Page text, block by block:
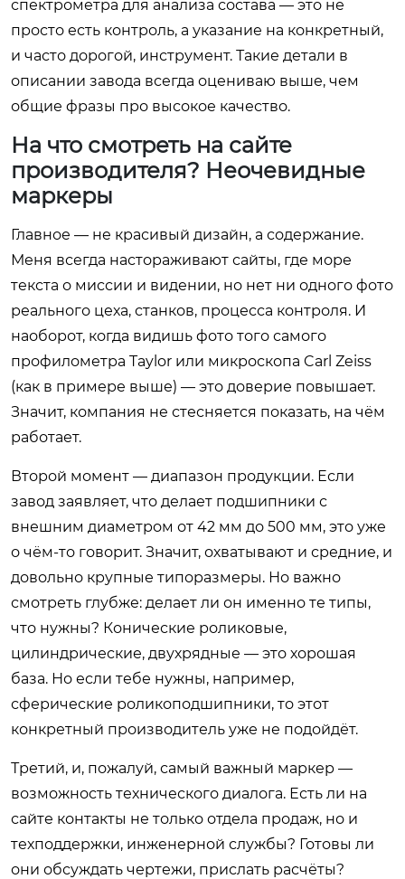
спектрометра для анализа состава — это не
просто есть контроль, а указание на конкретный,
и часто дорогой, инструмент. Такие детали в
описании завода всегда оцениваю выше, чем
общие фразы про высокое качество.
На что смотреть на сайте
производителя? Неочевидные
маркеры
Главное — не красивый дизайн, а содержание.
Меня всегда настораживают сайты, где море
текста о миссии и видении, но нет ни одного фото
реального цеха, станков, процесса контроля. И
наоборот, когда видишь фото того самого
профилометра Taylor или микроскопа Carl Zeiss
(как в примере выше) — это доверие повышает.
Значит, компания не стесняется показать, на чём
работает.
Второй момент — диапазон продукции. Если
завод заявляет, что делает подшипники с
внешним диаметром от 42 мм до 500 мм, это уже
о чём-то говорит. Значит, охватывают и средние, и
довольно крупные типоразмеры. Но важно
смотреть глубже: делает ли он именно те типы,
что нужны? Конические роликовые,
цилиндрические, двухрядные — это хорошая
база. Но если тебе нужны, например,
сферические роликоподшипники, то этот
конкретный производитель уже не подойдёт.
Третий, и, пожалуй, самый важный маркер —
возможность технического диалога. Есть ли на
сайте контакты не только отдела продаж, но и
техподдержки, инженерной службы? Готовы ли
они обсуждать чертежи, прислать расчёты?